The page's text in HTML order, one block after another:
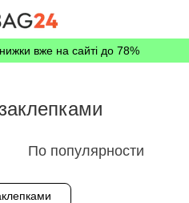
вже на сайті до 78%
По популярности